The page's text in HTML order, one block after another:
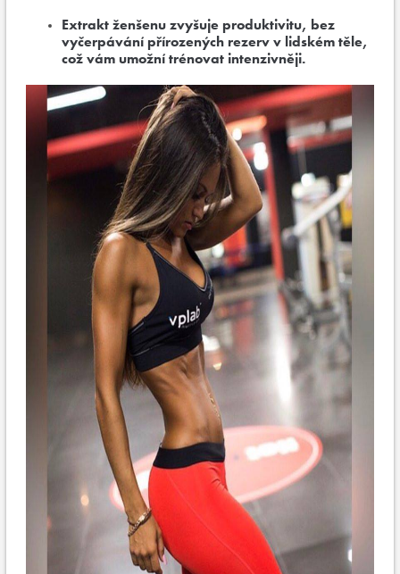
Extrakt ženšenu zvyšuje produktivitu, bez
vyčerpávání přírozených rezerv v lidském těle,
což vám umožní trénovat intenzivněji.